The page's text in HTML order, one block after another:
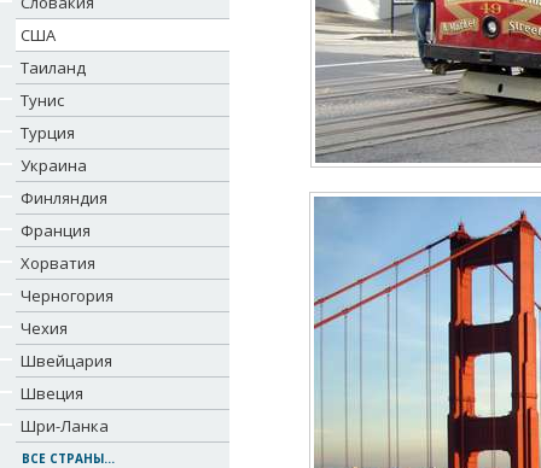
США
Таиланд
Тунис
Турция
Украина
Финляндия
Франция
Хорватия
Черногория
Чехия
Швейцария
Швеция
Шри-Ланка
ВСЕ СТРАНЫ...